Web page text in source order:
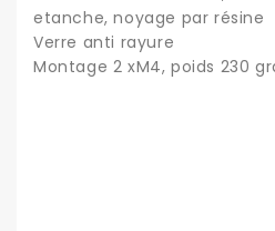
etanche, noyage par résine
Verre anti rayure
Montage 2 xM4, poids 230